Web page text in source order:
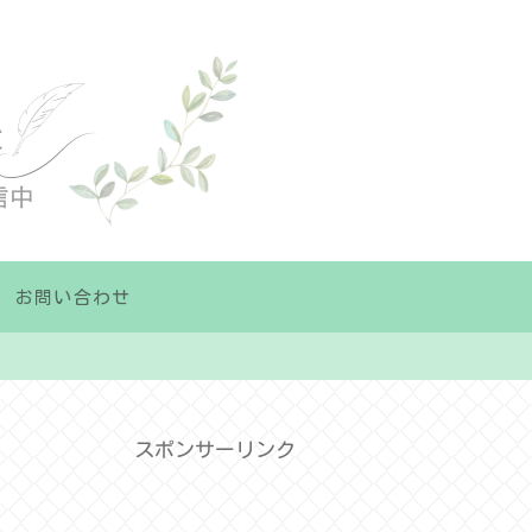
お問い合わせ
スポンサーリンク